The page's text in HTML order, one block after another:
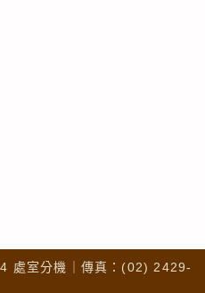
處室分機｜傳真：(02) 2429-